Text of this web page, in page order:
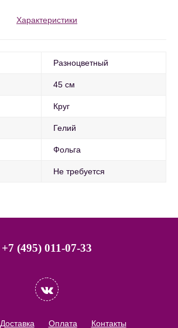
Характеристики
Разноцветный
45 см
Круг
Гелий
Фольга
Не требуется
+7 (495) 011-07-33
Доставка Оплата Контакты